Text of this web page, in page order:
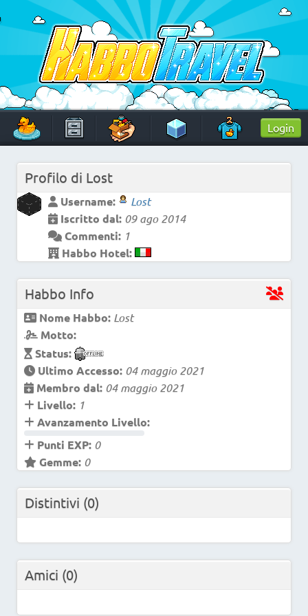
to
content
HabboTravel
Un viaggio di pixel!
Login
Profilo di Lost
Username:
Lost
Iscritto dal: 09 ago 2014
Commenti: 1
Habbo Hotel:
Habbo Info
Nome Habbo: Lost
Motto:
Status:
Ultimo Accesso: 04 maggio 2021
Membro dal: 04 maggio 2021
Livello: 1
Avanzamento Livello:
Punti EXP: 0
Gemme: 0
Distintivi (0)
Amici (0)